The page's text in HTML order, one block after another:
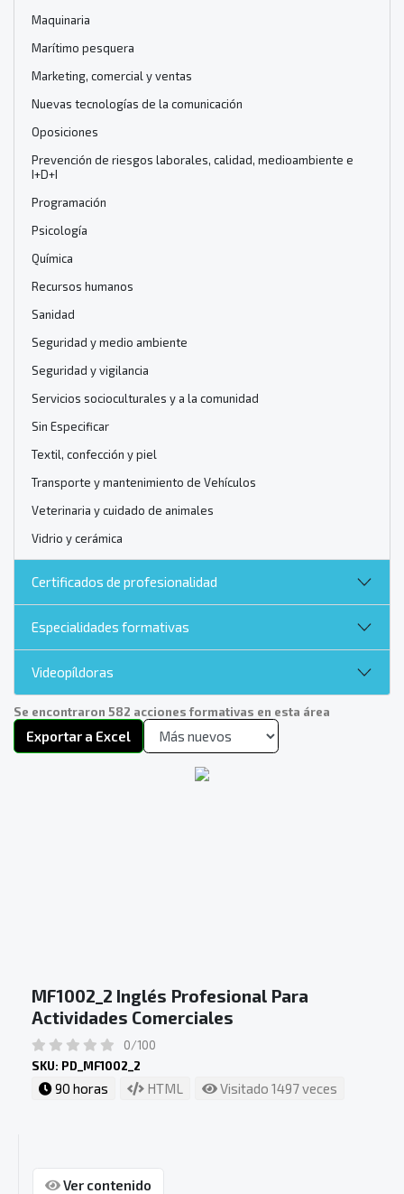
Maquinaria
Marítimo pesquera
Marketing, comercial y ventas
Nuevas tecnologías de la comunicación
Oposiciones
Prevención de riesgos laborales, calidad, medioambiente e
I+D+I
Programación
Psicología
Química
Recursos humanos
Sanidad
Seguridad y medio ambiente
Seguridad y vigilancia
Servicios socioculturales y a la comunidad
Sin Especificar
Textil, confección y piel
Transporte y mantenimiento de Vehículos
Veterinaria y cuidado de animales
Vidrio y cerámica
Certificados de profesionalidad
Especialidades formativas
Videopíldoras
Se encontraron 582 acciones formativas en esta área
Exportar a Excel
MF1002_2 Inglés Profesional Para
Actividades Comerciales
0/100
SKU: PD_MF1002_2
90 horas HTML Visitado 1497 veces
Ver contenido